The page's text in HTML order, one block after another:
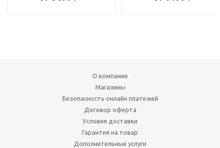
О компании
Магазины
Безопасность онлайн платежей
Договор оферта
Условия доставки
Гарантия на товар
Дополнительные услуги